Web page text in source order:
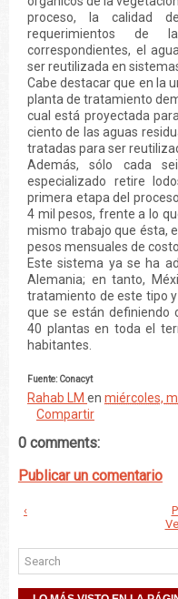
proceso, la calidad
requerimientos de
correspondientes, el
ser reutilizada en
Cabe destacar que en la
planta de tratamiento
cual está proyectada
ciento de las aguas
tratadas para ser
Además, sólo cada
especializado retire
primera etapa del
4 mil pesos, frente a lo
mismo trabajo que ésta,
pesos mensuales de
Este sistema ya se ha
Alemania; en tanto,
tratamiento de este tipo
que se están definiendo
40 plantas en toda el
habitantes.
Fuente: Conacyt
Rahab LM en miércoles,
Compartir
0 comments:
Publicar un comentario
‹